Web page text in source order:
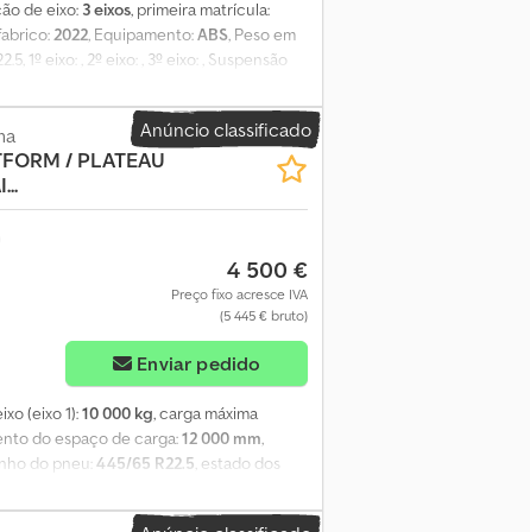
de eixo: 3 eixos, primeira matrícula:
2022, Equipamento:ABS, Peso em
1º eixo: , 2º eixo: , 3º eixo: , Suspensão
travagem eletrónico EBS, Suporte para
1: 43,1 mm, Pastilhas de travão Eixo 1:
50% de desgaste. Discos de travão Eixo 3:
até 03/2027. Encontrará uma visão geral
Oferecemos financiamentos
todo o prazer em aconselhá-lo
Anúncio classificado
/ PLATEAU
4 500 €
Preço fixo acresce IVA
(5 445 € bruto)
Enviar pedido
(eixo 1):10 000 kg, carga máxima
do espaço de carga:12 000 mm
do pneu:445/65 R22.5 , estado dos
acessórios = Diversos - 2 eixos Diversos -
Peso bruto total: 38.000 kg